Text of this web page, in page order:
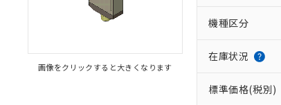
画像をクリックすると大きくなります
機種区分
在庫状況
標準価格(税別)